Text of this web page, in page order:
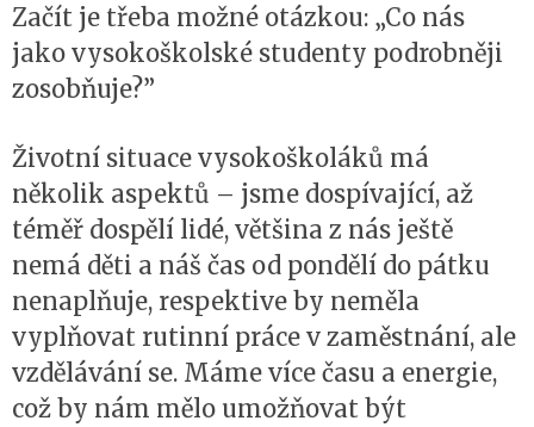
Začít je třeba možné otázkou: „Co nás
jako vysokoškolské studenty podrobněji
zosobňuje?”
Životní situace vysokoškoláků má
několik aspektů – jsme dospívající, až
téměř dospělí lidé, většina z nás ještě
nemá děti a náš čas od pondělí do pátku
nenaplňuje, respektive by neměla
vyplňovat rutinní práce v zaměstnání, ale
vzdělávání se. Máme více času a energie,
což by nám mělo umožňovat být